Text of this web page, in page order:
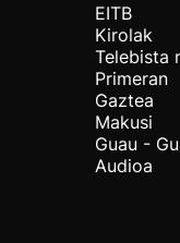
EITB
Kirolak
Telebista
Primeran
Gaztea
Makusi
Guau -
Audioa